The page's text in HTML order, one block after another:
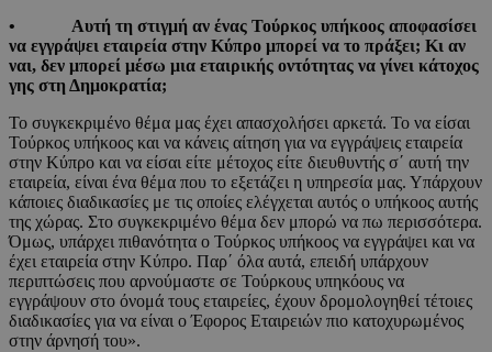
• Αυτή τη στιγμή αν ένας Τούρκος υπήκοος αποφασίσει
να εγγράψει εταιρεία στην Κύπρο μπορεί να το πράξει; Κι αν
ναι, δεν μπορεί μέσω μια εταιρικής οντότητας να γίνει κάτοχος
γης στη Δημοκρατία;
Το συγκεκριμένο θέμα μας έχει απασχολήσει αρκετά. Το να είσαι
Τούρκος υπήκοος και να κάνεις αίτηση για να εγγράψεις εταιρεία
στην Κύπρο και να είσαι είτε μέτοχος είτε διευθυντής σ΄ αυτή την
εταιρεία, είναι ένα θέμα που το εξετάζει η υπηρεσία μας. Υπάρχουν
κάποιες διαδικασίες με τις οποίες ελέγχεται αυτός ο υπήκοος αυτής
της χώρας. Στο συγκεκριμένο θέμα δεν μπορώ να πω περισσότερα.
Όμως, υπάρχει πιθανότητα ο Τούρκος υπήκοος να εγγράψει και να
έχει εταιρεία στην Κύπρο. Παρ΄ όλα αυτά, επειδή υπάρχουν
περιπτώσεις που αρνούμαστε σε Τούρκους υπηκόους να
εγγράψουν στο όνομά τους εταιρείες, έχουν δρομολογηθεί τέτοιες
διαδικασίες για να είναι ο Έφορος Εταιρειών πιο κατοχυρωμένος
στην άρνησή του».